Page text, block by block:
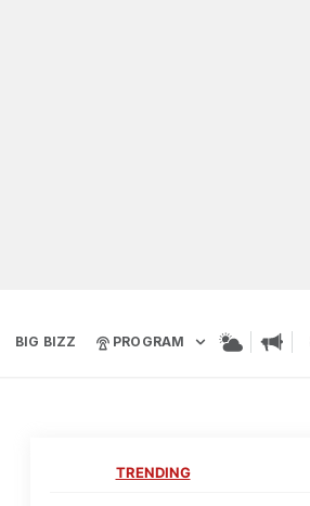
BIG BIZZ PROGRAM
TRENDING